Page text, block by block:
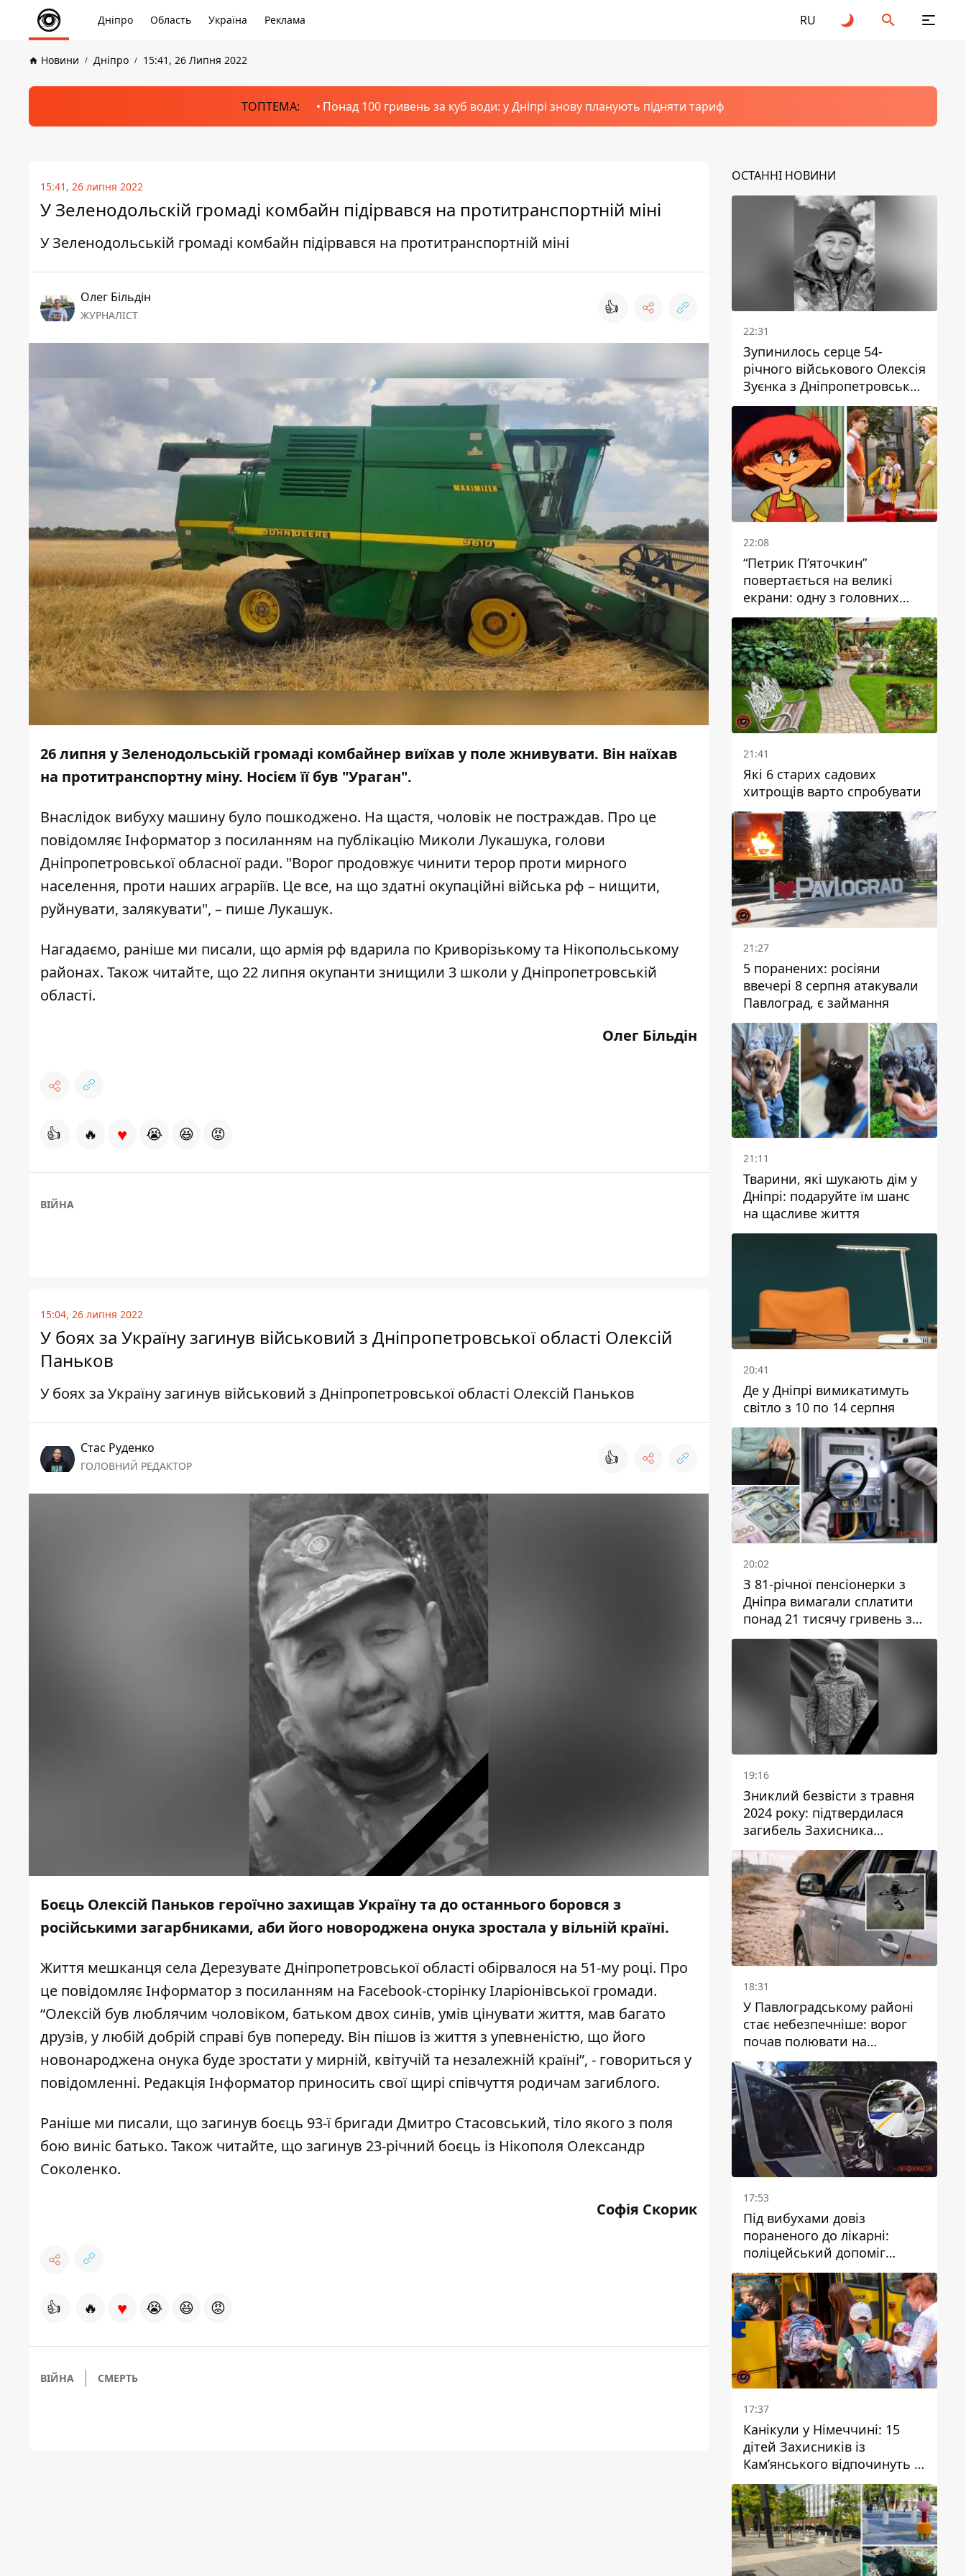
Дніпро Область Україна Реклама RU
Новини Дніпро 15:41, 26 Липня 2022
ТОПТЕМА: Понад 100 гривень за куб води: у Дніпрі знову планують підняти тариф
15:41, 26 липня 2022
У Зеленодольскій громаді комбайн підірвався на протитранспортній міні
У Зеленодольській громаді комбайн підірвався на протитранспортній міні
Олег Більдін
ЖУРНАЛІСТ 👍
26 липня у Зеленодольській громаді комбайнер виїхав у поле жнивувати. Він наїхав
на протитранспортну міну. Носієм її був "Ураган".
Внаслідок вибуху машину було пошкоджено. На щастя, чоловік не постраждав. Про це
повідомляє Інформаторз посиланням на публікацію Миколи Лукашука, голови
Дніпропетровської обласної ради. "Ворог продовжує чинити терор проти мирного
населення, проти наших аграріїв. Це все, на що здатні окупаційні війська рф – нищити,
руйнувати, залякувати", – пише Лукашук.
Нагадаємо, раніше ми писали, що армія рф вдарила по Криворізькому та Нікопольському
районах. Також читайте, що 22 липня окупанти знищили 3 школи у Дніпропетровській
області.
Олег Більдін
👍 🔥 ♥ 😭 😆 😡
ВІЙНА
15:04, 26 липня 2022
У боях за Україну загинув військовий з Дніпропетровської області Олексій
Паньков
У боях за Україну загинув військовий з Дніпропетровської області Олексій Паньков
Стас Руденко
ГОЛОВНИЙ РЕДАКТОР 👍
Боєць Олексій Паньков героїчно захищав Україну та до останнього боровся з
російськими загарбниками, аби його новороджена онука зростала у вільній країні.
Життя мешканця села Дерезувате Дніпропетровської області обірвалося на 51-му році. Про
це повідомляє Інформаторз посиланням на Facebook-сторінкуІларіонівської громади.
“Олексій був люблячим чоловіком, батьком двох синів, умів цінувати життя, мав багато
друзів, у любій добрій справі був попереду. Він пішов із життя з упевненістю, що його
новонароджена онука буде зростати у мирній, квітучій та незалежній країні”, - говориться у
повідомленні. Редакція Інформатор приносить свої щирі співчуття родичам загиблого.
Раніше ми писали, що загинув боєць 93-ї бригади Дмитро Стасовський, тіло якого з поля
бою виніс батько. Також читайте, що загинув 23-річний боєць із Нікополя Олександр
Соколенко.
Софія Скорик
👍 🔥 ♥ 😭 😆 😡
ВІЙНА СМЕРТЬ
ОСТАННІ НОВИНИ
22:31
Зупинилось серце 54-
річного військового Олексія
Зуєнка з Дніпропетровської
області
22:08
“Петрик П’яточкин”
повертається на великі
екрани: одну з головних
ролей зіграє 9-річний
дніпрянин Олександр
Войтеховський
21:41
Які 6 старих садових
хитрощів варто спробувати
21:27
5 поранених: росіяни
ввечері 8 серпня атакували
Павлоград, є займання
21:11
Тварини, які шукають дім у
Дніпрі: подаруйте їм шанс
на щасливе життя
20:41
Де у Дніпрі вимикатимуть
світло з 10 по 14 серпня
20:02
З 81-річної пенсіонерки з
Дніпра вимагали сплатити
понад 21 тисячу гривень за
“втручання в роботу
лічильника”
19:16
Зниклий безвісти з травня
2024 року: підтвердилася
загибель Захисника
Валентина Момота з
Дніпропетровської області
18:31
У Павлоградському районі
стає небезпечніше: ворог
почав полювати на
цивільний та військовий
транспорти
17:53
Під вибухами довіз
пораненого до лікарні:
поліцейський допоміг
постраждалому після атаки
на Кам’янський район
17:37
Канікули у Німеччині: 15
дітей Захисників із
Кам’янського відпочинуть у
Вупперталі